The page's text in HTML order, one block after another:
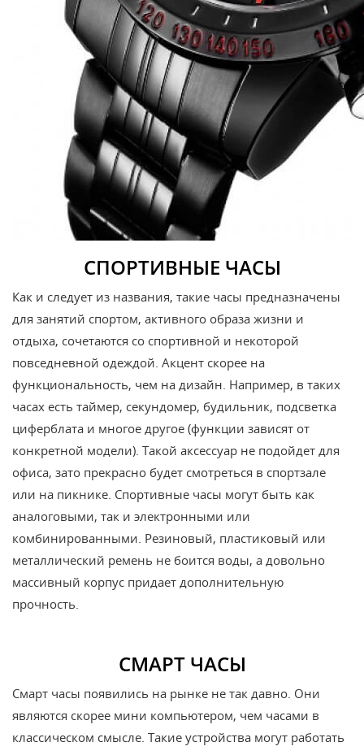
СПОРТИВНЫЕ ЧАСЫ
Как и следует из названия, такие часы предназначены
для занятий спортом, активного образа жизни и
отдыха, сочетаются со спортивной и некоторой
повседневной одеждой. Акцент скорее на
функциональность, чем на дизайн. Например, в таких
часах есть таймер, секундомер, будильник, подсветка
циферблата и многое другое (функции зависят от
конкретной модели). Такой аксессуар не подойдет для
офиса, зато прекрасно будет смотреться в спортзале
или на пикнике. Спортивные часы могут быть как
аналоговыми, так и электронными или
комбинированными. Резиновый, пластиковый или
металлический ремень не боится воды, а довольно
массивный корпус придает дополнительную
прочность.
СМАРТ ЧАСЫ
Смарт часы появились на рынке не так давно. Они
являются скорее мини компьютером, чем часами в
классическом смысле. Такие устройства могут работать